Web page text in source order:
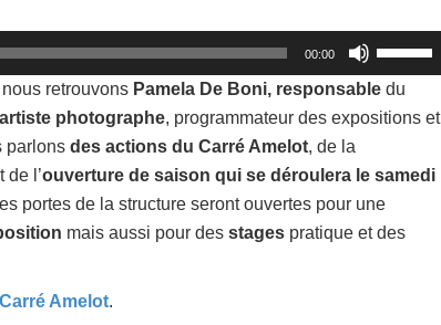
00:00
les
flèches
haut/bas
pour
ou
volume.
retrouvons Pamela De Boni, responsable du
photographe, programmateur des expositions et
parlons des actions du Carré Amelot, de la
de l’ouverture de saison qui se déroulera le samedi
portes de la structure seront ouvertes pour une
mais aussi pour des stages pratique et des
Amelot.